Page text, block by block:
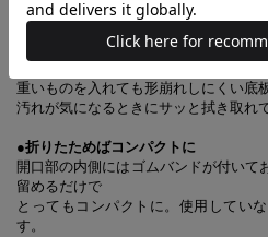
ショルダーバッグとして使用するとき
ます。
重いものを入れても形崩れしにくい底
汚れが気になるときにサッと拭き取れ
●折りたためばコンパクトに
開口部の内側にはゴムバンドが付いて
留めるだけで
とってもコンパクトに。使用してい
す。